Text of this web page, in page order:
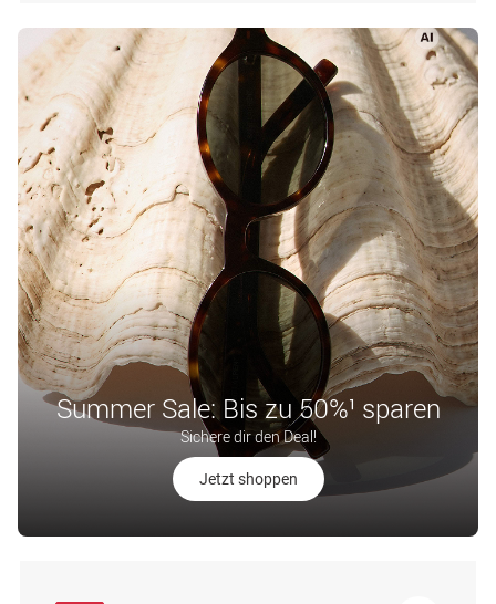
Summer Sale: Bis zu 50%¹ sparen
Sichere dir den Deal!
Jetzt shoppen